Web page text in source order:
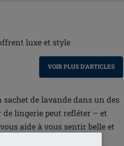
luxe et style
VOIR PLUS D'ARTICLES
sachet de lavande dans un des
lingerie peut refléter – et
aide à vous sentir belle et
en lingerie de nous